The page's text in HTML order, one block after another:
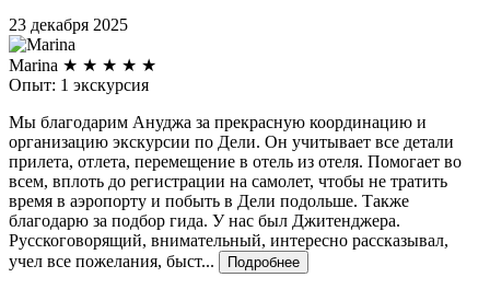
23 декабря 2025
Marina ★ ★ ★ ★ ★
Опыт: 1 экскурсия
Мы благодарим Ануджа за прекрасную координацию и
организацию экскурсии по Дели. Он учитывает все детали
прилета, отлета, перемещение в отель из отеля. Помогает во
всем, вплоть до регистрации на самолет, чтобы не тратить
время в аэропорту и побыть в Дели подольше. Также
благодарю за подбор гида. У нас был Джитенджера.
Русскоговорящий, внимательный, интересно рассказывал,
учел все пожелания, быст...
Подробнее